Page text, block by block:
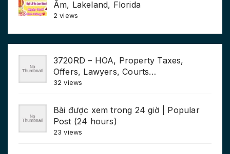
Âm, Lakeland, Florida
2 views
3720RD – HOA, Property Taxes,
Offers, Lawyers, Courts…
32 views
Bài được xem trong 24 giờ | Popular
Post (24 hours)
23 views